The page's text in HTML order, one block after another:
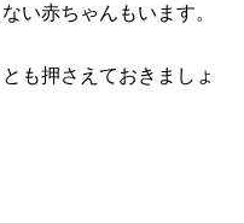
い赤ちゃんもいます。
も押さえておきましょ